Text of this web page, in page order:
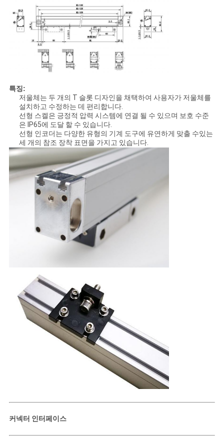
특징:
저울체는 두 개의 T 슬롯 디자인을 채택하여 사용자가 저울체를
설치하고 수정하는 데 편리합니다.
선형 스켈은 긍정적 압력 시스템에 연결 될 수 있으며 보호 수준
은 IP65에 도달 할 수 있습니다.
선형 인코더는 다양한 유형의 기계 도구에 유연하게 맞출 수있는
세 개의 참조 장착 표면을 가지고 있습니다.
커넥터 인터페이스